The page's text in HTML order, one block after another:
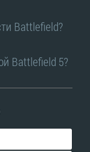
Battlefield?
Battlefield 5?